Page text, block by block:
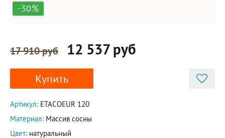
-30%
17 910 руб 12 537 руб
Купить
Артикул: ETACOEUR 120
Материал: Массив сосны
Цвет: натуральный